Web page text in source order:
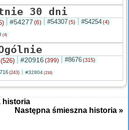
30 dni
#54277 (6) #54307(5) #54254(4)
(4)
(526) #20916 (399) #8676(315)
(243) #32804 (216)
historia
Następna śmieszna historia »